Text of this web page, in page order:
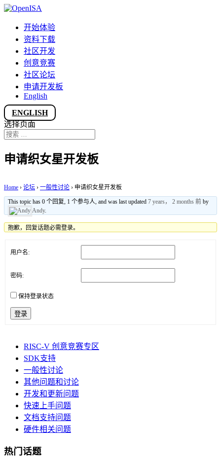
开始体验
资料下载
社区开发
创意竞赛
社区论坛
申请开发板
English
ENGLISH
选择页面
申请织女星开发板
Home › 论坛 › 一般性讨论 › 申请织女星开发板
This topic has 0 个回复, 1 个参与人, and was last updated7 years， 2 months 前 by
Andy.
抱歉，回复话题必需登录。
用户名:
密码:
保持登录状态
登录
RISC-V 创意竞赛专区
SDK支持
一般性讨论
其他问题和讨论
开发和更新问题
快速上手问题
文档支持问题
硬件相关问题
热门话题